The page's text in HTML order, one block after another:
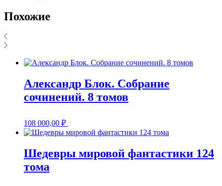
Похожие
Александр Блок. Собрание
сочинений. 8 томов
108 000,00 ₽
Шедевры мировой фантастики 124
тома